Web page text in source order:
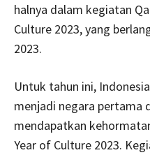
halnya dalam kegiatan
Culture 2023, yang
2023.
Untuk tahun ini,
menjadi negara pertama
mendapatkan
Year of Culture 2023.